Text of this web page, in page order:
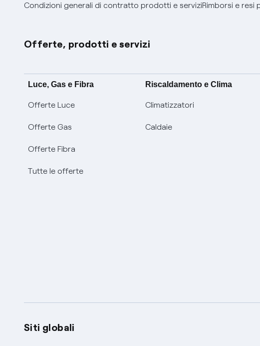
Condizioni generali di contratto prodotti e serviziRimborsi e resi
Offerte, prodotti e servizi
Luce, Gas e Fibra
Offerte Luce
Offerte Gas
Offerte Fibra
Tutte le offerte
Riscaldamento e Clima
Climatizzatori
Caldaie
Siti globali